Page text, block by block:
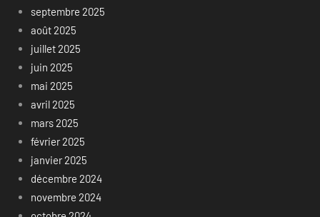
septembre 2025
août 2025
juillet 2025
juin 2025
mai 2025
avril 2025
mars 2025
février 2025
janvier 2025
décembre 2024
novembre 2024